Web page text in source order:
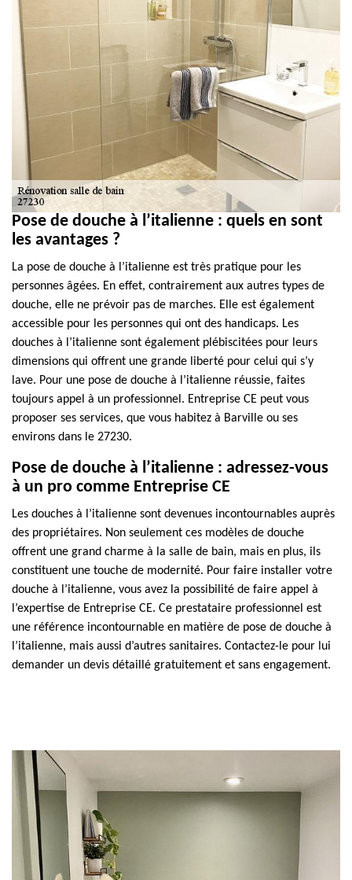
Pose de douche à l’italienne : quels en sont
les avantages ?
La pose de douche à l’italienne est très pratique pour les
personnes âgées. En effet, contrairement aux autres types de
douche, elle ne prévoir pas de marches. Elle est également
accessible pour les personnes qui ont des handicaps. Les
douches à l’italienne sont également plébiscitées pour leurs
dimensions qui offrent une grande liberté pour celui qui s’y
lave. Pour une pose de douche à l’italienne réussie, faites
toujours appel à un professionnel. Entreprise CE peut vous
proposer ses services, que vous habitez à Barville ou ses
environs dans le 27230.
Pose de douche à l’italienne : adressez-vous
à un pro comme Entreprise CE
Les douches à l’italienne sont devenues incontournables auprès
des propriétaires. Non seulement ces modèles de douche
offrent une grand charme à la salle de bain, mais en plus, ils
constituent une touche de modernité. Pour faire installer votre
douche à l’italienne, vous avez la possibilité de faire appel à
l’expertise de Entreprise CE. Ce prestataire professionnel est
une référence incontournable en matière de pose de douche à
l’italienne, mais aussi d’autres sanitaires. Contactez-le pour lui
demander un devis détaillé gratuitement et sans engagement.